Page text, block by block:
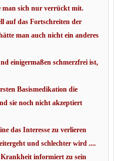
man sich nur verrückt mit.
auf das Fortschreiten der
man auch nicht ein anderes
einigermaßen schmerzfrei ist,
Basismedikation die
sie noch nicht akzeptiert
das Interesse zu verlieren
und schlechter wird ....
informiert zu sein